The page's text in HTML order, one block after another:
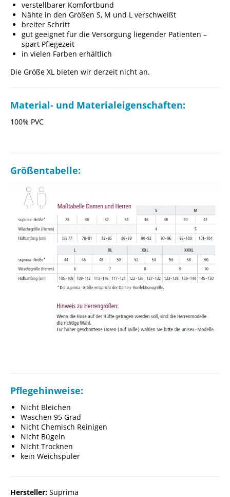
verstellbarer Komfortbund
Nähte in den Größen S, M und L verschweißt
breiter Schritt
gut geeignet für die Versorgung liegender Patienten –
spart Pflegezeit
in vielen Farben erhältlich
Die Größe XL bieten wir derzeit nicht an.
Material- und Materialeigenschaften:
100% PVC
Größentabelle:
Pflegehinweise:
Nicht Bleichen
Waschen 95 Grad
Nicht Chemisch Reinigen
Nicht Bügeln
Nicht Trocknen
kein Weichspüler
Hersteller: Suprima